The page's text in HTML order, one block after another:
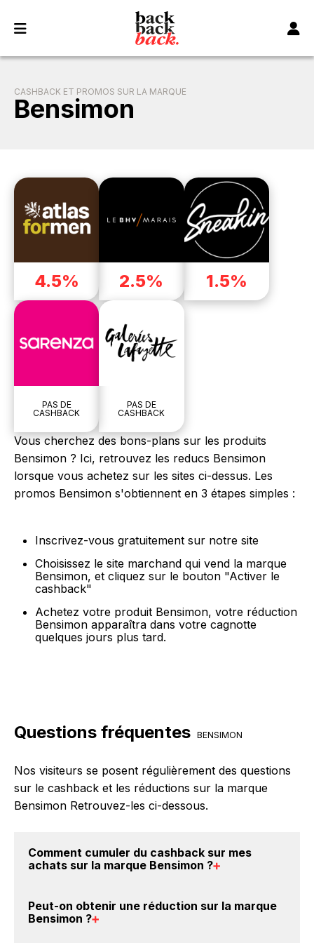
CASHBACK ET PROMOS SUR LA MARQUE
Bensimon
4.5% 2.5% 1.5%
PAS DE
CASHBACK
PAS DE
CASHBACK
Vous cherchez des bons-plans sur les produits
Bensimon ? Ici, retrouvez les reducs Bensimon
lorsque vous achetez sur les sites ci-dessus. Les
promos Bensimon s'obtiennent en 3 étapes simples :
Inscrivez-vous gratuitement sur notre site
Choisissez le site marchand qui vend la marque
Bensimon, et cliquez sur le bouton "Activer le
cashback"
Achetez votre produit Bensimon, votre réduction
Bensimon apparaîtra dans votre cagnotte
quelques jours plus tard.
Questions fréquentes BENSIMON
Nos visiteurs se posent régulièrement des questions
sur le cashback et les réductions sur la marque
Bensimon Retrouvez-les ci-dessous.
Comment cumuler du cashback sur mes
achats sur la marque Bensimon ?
Bensimon : Créez votre compte sur BackBackBack
Peut-on obtenir une réduction sur la marque
Bensimon ?